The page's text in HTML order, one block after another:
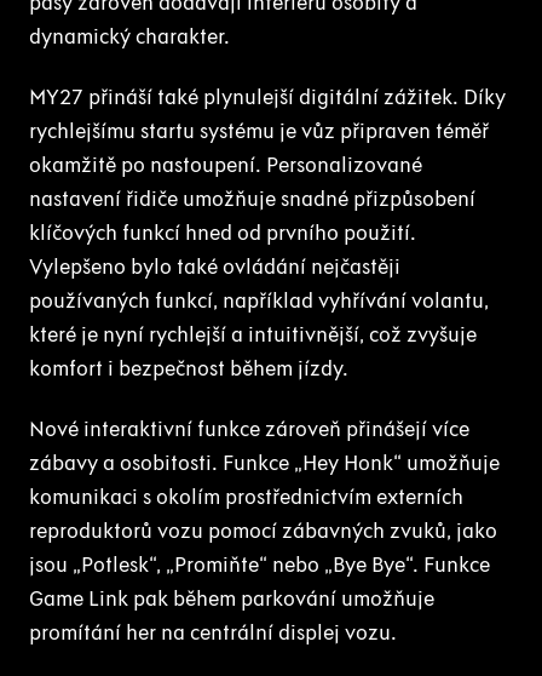
dynamický charakter.
MY27 přináší také plynulejší digitální zážitek. Díky
rychlejšímu startu systému je vůz připraven téměř
okamžitě po nastoupení. Personalizované
nastavení řidiče umožňuje snadné přizpůsobení
klíčových funkcí hned od prvního použití.
Vylepšeno bylo také ovládání nejčastěji
používaných funkcí, například vyhřívání volantu,
které je nyní rychlejší a intuitivnější, což zvyšuje
komfort i bezpečnost během jízdy.
Nové interaktivní funkce zároveň přinášejí více
zábavy a osobitosti. Funkce „Hey Honk“ umožňuje
komunikaci s okolím prostřednictvím externích
reproduktorů vozu pomocí zábavných zvuků, jako
jsou „Potlesk“, „Promiňte“ nebo „Bye Bye“. Funkce
Game Link pak během parkování umožňuje
promítání her na centrální displej vozu.